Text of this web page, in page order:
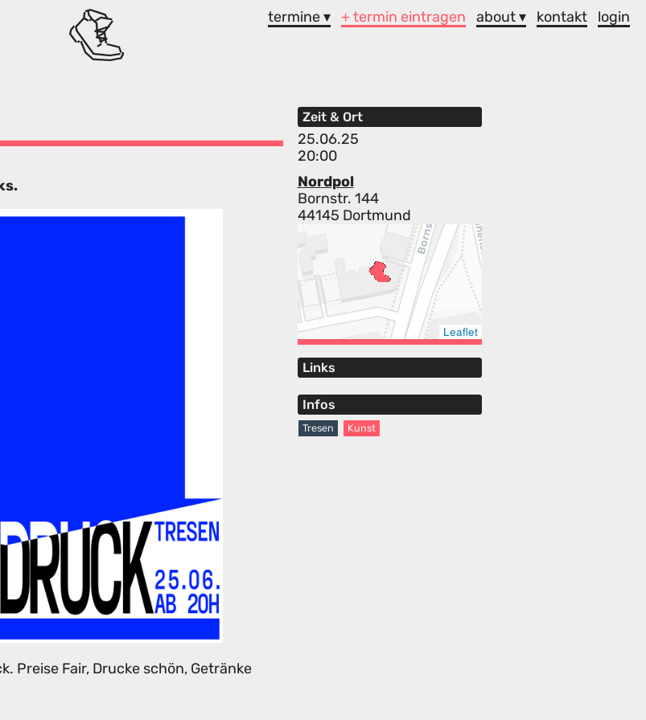
termine ▾ + termin eintragen about ▾ kontakt login
Zeit & Ort
25.06.25
20:00
Nordpol
Bornstr. 144
44145 Dortmund
Leaflet
Links
Infos
Tresen Kunst
Preise Fair, Drucke schön, Getränke